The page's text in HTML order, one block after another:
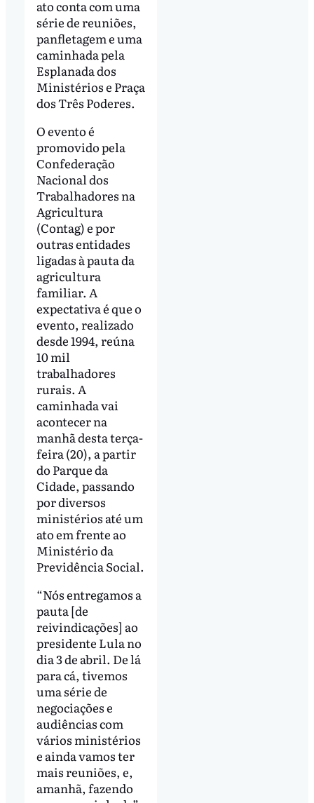
ato conta com uma
série de reuniões,
panfletagem e uma
caminhada pela
Esplanada dos
Ministérios e Praça
dos Três Poderes.
O evento é
promovido pela
Confederação
Nacional dos
Trabalhadores na
Agricultura
(Contag) e por
outras entidades
ligadas à pauta da
agricultura
familiar. A
expectativa é que o
evento, realizado
desde 1994, reúna
10 mil
trabalhadores
rurais. A
caminhada vai
acontecer na
manhã desta terça-
feira (20), a partir
do Parque da
Cidade, passando
por diversos
ministérios até um
ato em frente ao
Ministério da
Previdência Social.
“Nós entregamos a
pauta [de
reivindicações] ao
presidente Lula no
dia 3 de abril. De lá
para cá, tivemos
uma série de
negociações e
audiências com
vários ministérios
e ainda vamos ter
mais reuniões, e,
amanhã, fazendo